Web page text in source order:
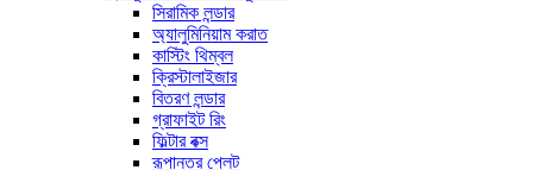
সিরামিক লন্ডার
অ্যালুমিনিয়াম করাত
কাস্টিং থিম্বল
ক্রিস্টালাইজার
বিতরণ লন্ডার
গ্রাফাইট রিং
ফিল্টার বক্স
রূপান্তর প্লেট